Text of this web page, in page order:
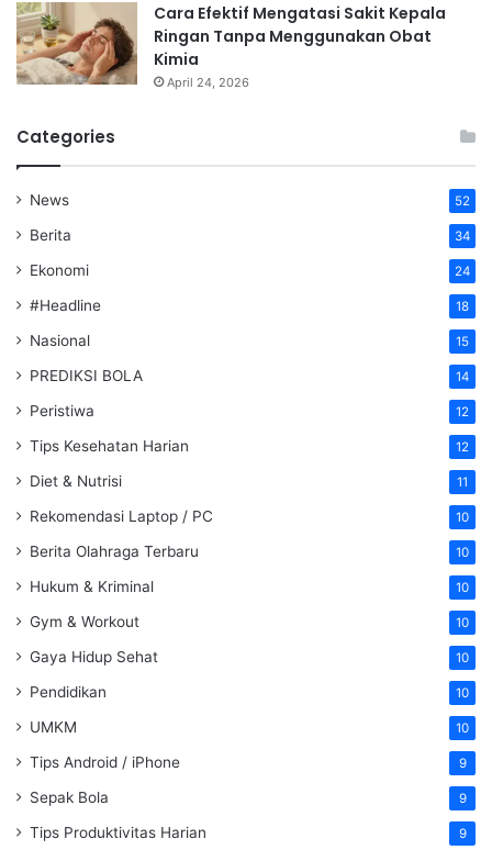
Cara Efektif Mengatasi Sakit Kepala
Ringan Tanpa Menggunakan Obat
Kimia
April 24, 2026
Categories
News 52
Berita 34
Ekonomi 24
#Headline 18
Nasional 15
PREDIKSI BOLA 14
Peristiwa 12
Tips Kesehatan Harian 12
Diet & Nutrisi 11
Rekomendasi Laptop / PC 10
Berita Olahraga Terbaru 10
Hukum & Kriminal 10
Gym & Workout 10
Gaya Hidup Sehat 10
Pendidikan 10
UMKM 10
Tips Android / iPhone 9
Sepak Bola 9
Tips Produktivitas Harian 9